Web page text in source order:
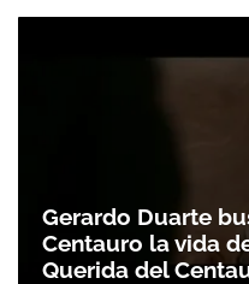
Gracias por
Gerardo Duarte
Centauro la vida
Querida del